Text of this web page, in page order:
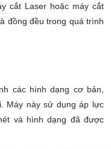
cắt Laser hoặc máy cắt
đồng đều trong quá trình
các hình dạng cơ bản,
Máy này sử dụng áp lực
và hình dạng đã được